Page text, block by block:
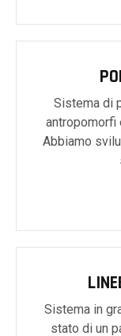
Sistema di
antropomorfi
Abbiamo
Sistema in
stato di un